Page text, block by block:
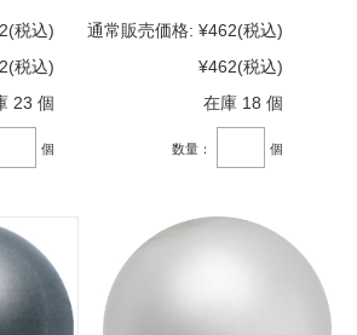
(税込)
(税込)
23 個
個
通常販売価格: ¥462(税込)
¥462(税込)
在庫 18 個
数量： 個